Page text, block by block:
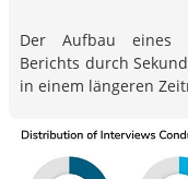
Der Aufbau eines
Berichts durch
in einem längeren